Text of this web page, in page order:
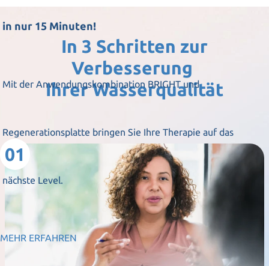
in nur 15 Minuten!
Mit der Anwendungskombination BRIGHT und
Regenerationsplatte bringen Sie Ihre Therapie auf das
nächste Level.
MEHR ERFAHREN
In 3 Schritten zur
Verbesserung
Ihrer Wasserqualität
01